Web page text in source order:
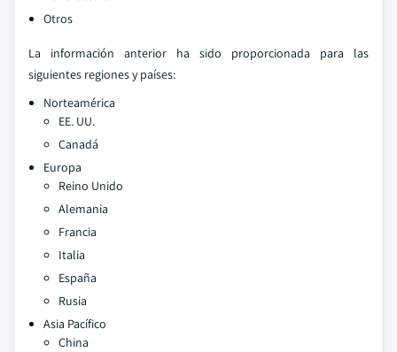
Otros
La información anterior ha sido proporcionada para las
siguientes regiones y países:
Norteamérica
EE. UU.
Canadá
Europa
Reino Unido
Alemania
Francia
Italia
España
Rusia
Asia Pacífico
China